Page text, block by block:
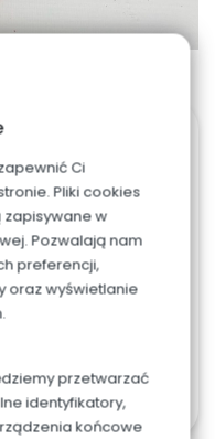
Ci
Pliki cookies
zapisywane w
Pozwalają nam
preferencji,
oraz wyświetlanie
przetwarzać
identyfikatory,
końcowe
na